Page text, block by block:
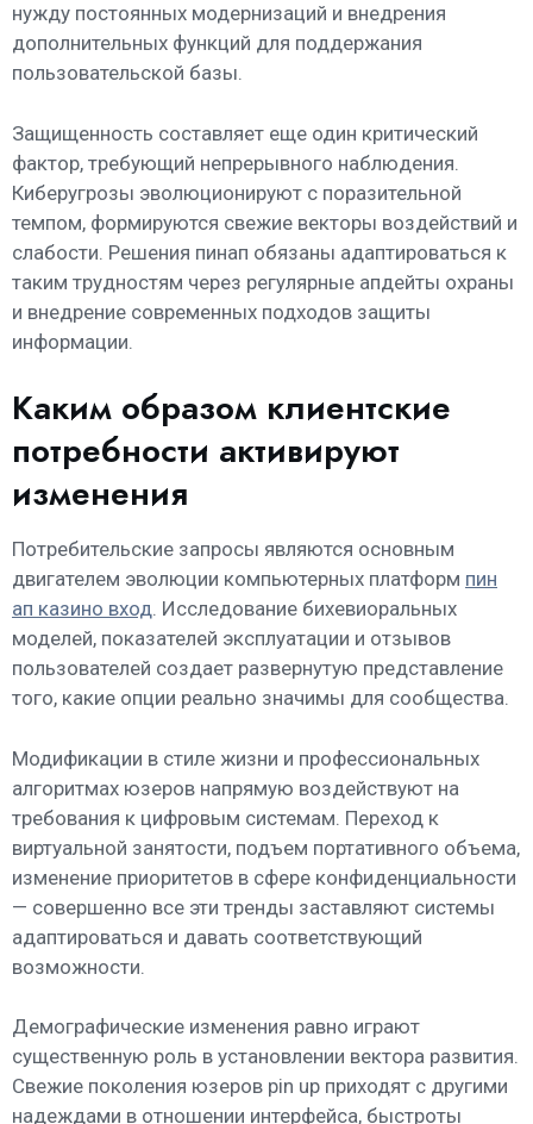
нужду постоянных модернизаций и внедрения
дополнительных функций для поддержания
пользовательской базы.
Защищенность составляет еще один критический
фактор, требующий непрерывного наблюдения.
Киберугрозы эволюционируют с поразительной
темпом, формируются свежие векторы воздействий и
слабости. Решения пинап обязаны адаптироваться к
таким трудностям через регулярные апдейты охраны
и внедрение современных подходов защиты
информации.
Каким образом клиентские
потребности активируют
изменения
Потребительские запросы являются основным
двигателем эволюции компьютерных платформ пин
ап казино вход. Исследование бихевиоральных
моделей, показателей эксплуатации и отзывов
пользователей создает развернутую представление
того, какие опции реально значимы для сообщества.
Модификации в стиле жизни и профессиональных
алгоритмах юзеров напрямую воздействуют на
требования к цифровым системам. Переход к
виртуальной занятости, подъем портативного объема,
изменение приоритетов в сфере конфиденциальности
— совершенно все эти тренды заставляют системы
адаптироваться и давать соответствующий
возможности.
Демографические изменения равно играют
существенную роль в установлении вектора развития.
Свежие поколения юзеров pin up приходят с другими
надеждами в отношении интерфейса, быстроты